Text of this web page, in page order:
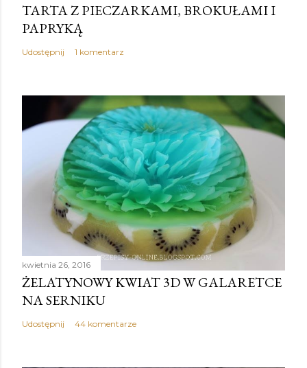
TARTA Z PIECZARKAMI, BROKUŁAMI I
PAPRYKĄ
Udostępnij 1 komentarz
kwietnia 26, 2016
ŻELATYNOWY KWIAT 3D W GALARETCE
NA SERNIKU
Udostępnij 44 komentarze